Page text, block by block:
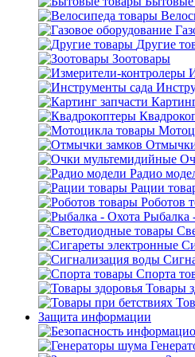
Другие
Зоотовары
Радио
Рации
Роботов
Рыбалка
Спорта
Товары
Защита информации